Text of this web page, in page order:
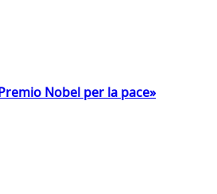
Nobel per la pace»